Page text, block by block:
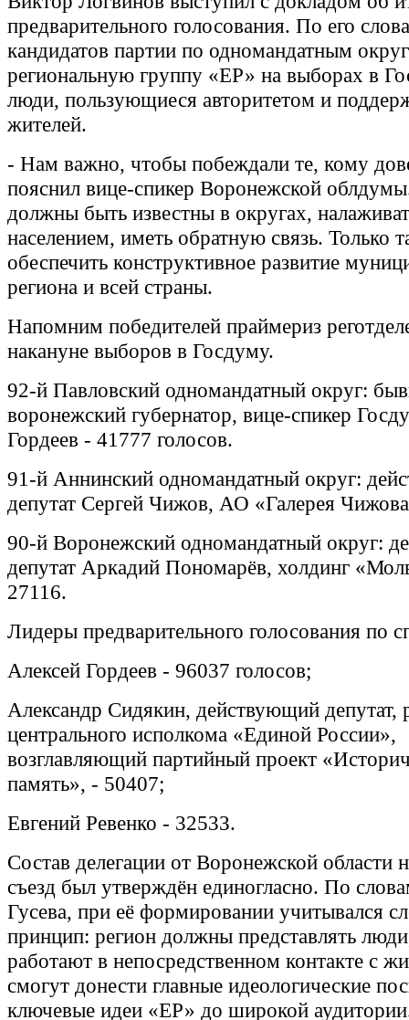
предварительного голосования. По его
кандидатов партии по одномандатным
региональную группу «ЕР» на выборах в
люди, пользующиеся авторитетом и
жителей.
- Нам важно, чтобы побеждали те, кому
пояснил вице-спикер Воронежской
должны быть известны в округах,
населением, иметь обратную связь. Только
обеспечить конструктивное развитие
региона и всей страны.
Напомним победителей праймериз
накануне выборов в Госдуму.
92-й Павловский одномандатный округ:
воронежский губернатор, вице-спикер
Гордеев - 41777 голосов.
91-й Аннинский одномандатный округ:
депутат Сергей Чижов, АО «Галерея
90-й Воронежский одномандатный округ:
депутат Аркадий Пономарёв, холдинг
27116.
Лидеры предварительного голосования по
Алексей Гордеев - 96037 голосов;
Александр Сидякин, действующий депутат,
центрального исполкома «Единой России»,
возглавляющий партийный проект
память», - 50407;
Евгений Ревенко - 32533.
Состав делегации от Воронежской области
съезд был утверждён единогласно. По
Гусева, при её формировании учитывался
принцип: регион должны представлять
работают в непосредственном контакте с
смогут донести главные идеологические
ключевые идеи «ЕР» до широкой